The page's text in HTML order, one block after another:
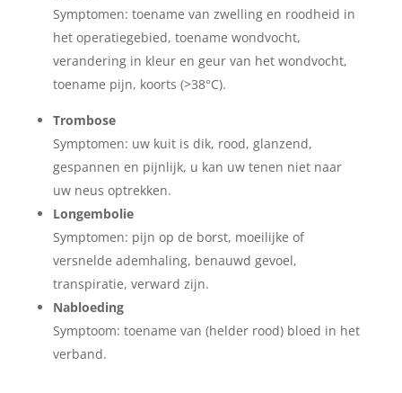
Symptomen: toename van zwelling en roodheid in
het operatiegebied, toename wondvocht,
verandering in kleur en geur van het wondvocht,
toename pijn, koorts (>38°C).
Trombose
Symptomen: uw kuit is dik, rood, glanzend,
gespannen en pijnlijk, u kan uw tenen niet naar
uw neus optrekken.
Longembolie
Symptomen: pijn op de borst, moeilijke of
versnelde ademhaling, benauwd gevoel,
transpiratie, verward zijn.
Nabloeding
Symptoom: toename van (helder rood) bloed in het
verband.